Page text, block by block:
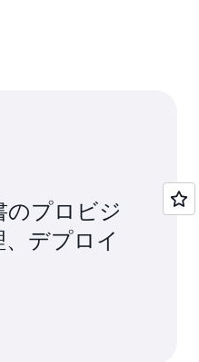
持します。
のプロビジ
デプロイ